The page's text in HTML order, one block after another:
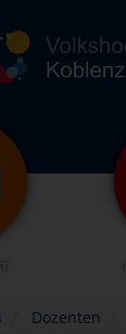
Dozenten